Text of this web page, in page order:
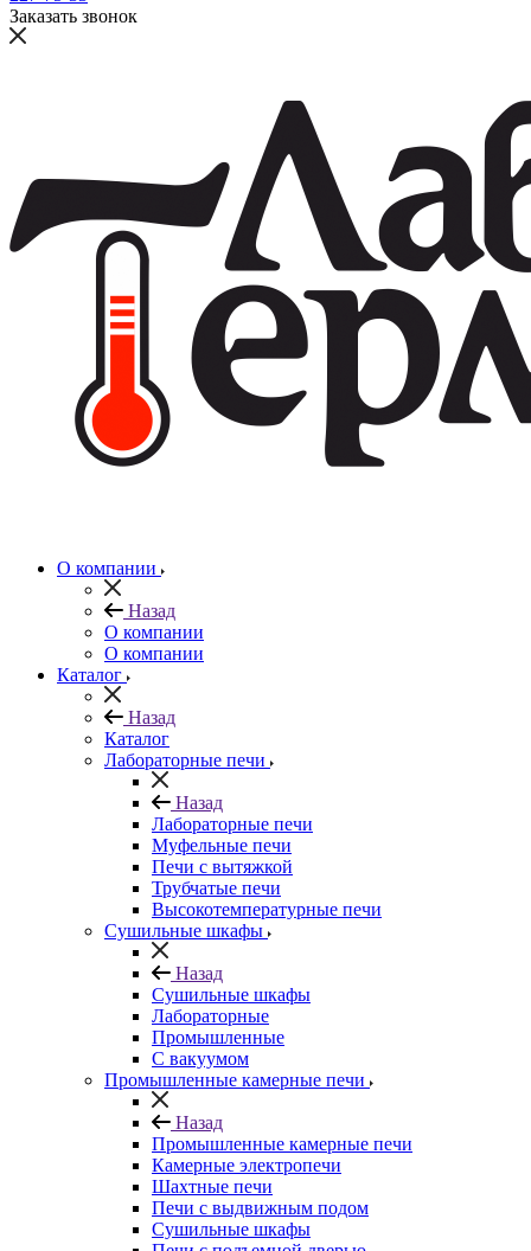
Заказать звонок
О компании
Назад
О компании
О компании
Каталог
Назад
Каталог
Лабораторные печи
Назад
Лабораторные печи
Муфельные печи
Печи с вытяжкой
Трубчатые печи
Высокотемпературные печи
Сушильные шкафы
Назад
Сушильные шкафы
Лабораторные
Промышленные
С вакуумом
Промышленные камерные печи
Назад
Промышленные камерные печи
Камерные электропечи
Шахтные печи
Печи с выдвижным подом
Сушильные шкафы